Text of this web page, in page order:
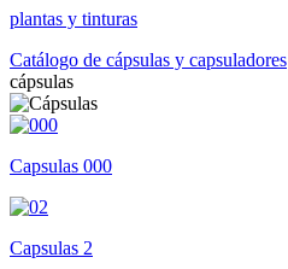
plantas y tinturas
Catálogo de cápsulas y capsuladores
cápsulas
Capsulas 000
Capsulas 2